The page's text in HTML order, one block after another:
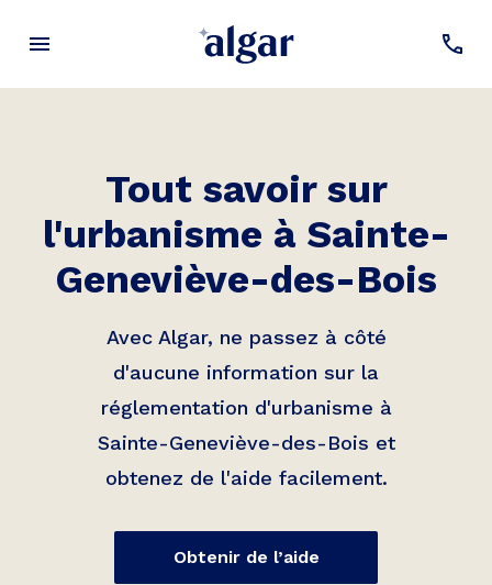
Tout savoir sur
l'urbanisme à Sainte-
Geneviève-des-Bois
Avec Algar, ne passez à côté
d'aucune information sur la
réglementation d'urbanisme à
Sainte-Geneviève-des-Bois et
obtenez de l'aide facilement.
Obtenir de l’aide